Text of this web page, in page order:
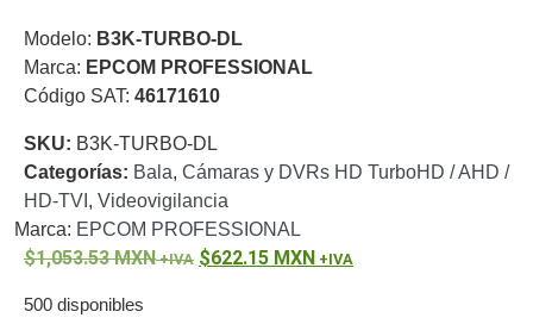
RefaccionesProbadores
de
VideoTransceptores
Cables y
Conectores
Adaptador
a
RCAAudio
VideoCable
Modelo: B3K-TURBO-DL
Marca: EPCOM PROFESSIONAL
Código SAT: 46171610
SKU: B3K-TURBO-DL
Categorías: Bala, Cámaras y DVRs HD TurboHD / AHD /
HD-TVI , Videovigilancia
Marca: EPCOM PROFESSIONAL
1,053.53MXN 622.15 MXN
500 disponibles